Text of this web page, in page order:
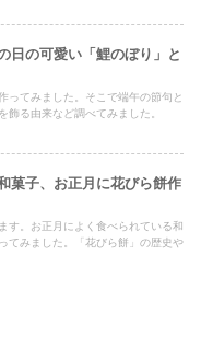
日の可愛い「鯉のぼり」と
ってみました。そこで端午の節句と
飾る由来など調べてみました。
子、お正月に花びら餅作
す。お正月によく食べられている和
てみました。「花びら餅」の歴史や